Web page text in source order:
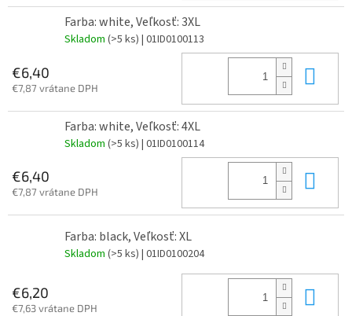
Farba: white, Veľkosť: 3XL
Skladom (>5 ks) | 01ID0100113
€6,40
€7,87 vrátane DPH
Farba: white, Veľkosť: 4XL
Skladom (>5 ks) | 01ID0100114
€6,40
€7,87 vrátane DPH
Farba: black, Veľkosť: XL
Skladom (>5 ks) | 01ID0100204
€6,20
€7,63 vrátane DPH